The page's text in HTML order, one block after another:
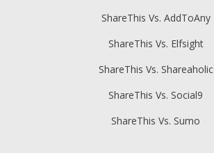
ShareThis Vs. AddToAny
ShareThis Vs. Elfsight
ShareThis Vs. Shareaholic
ShareThis Vs. Social9
ShareThis Vs. Sumo